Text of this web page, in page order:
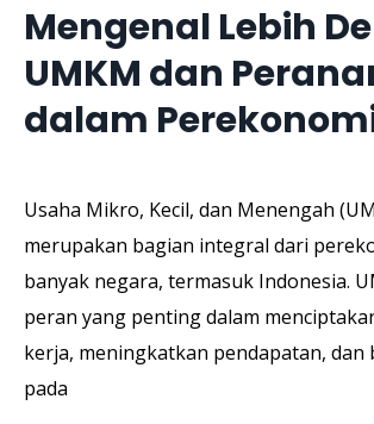
Mengenal Lebih
UMKM dan
dalam
Usaha Mikro, Kecil, dan Menengah
merupakan bagian integral dari
banyak negara, termasuk Indonesia.
peran yang penting dalam
kerja, meningkatkan pendapatan,
pada